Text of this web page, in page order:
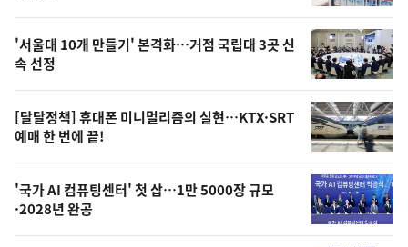
오
늘
의
영
상
오
늘
스
'서울대 10개 만들기' 본격화…거점 국립대 3곳 신
속 선정
[달달정책] 휴대폰 미니멀리즘의 실현…KTX·SRT
예매 한 번에 끝!
'국가 AI 컴퓨팅센터' 첫 삽…1만 5000장 규모
·2028년 완공